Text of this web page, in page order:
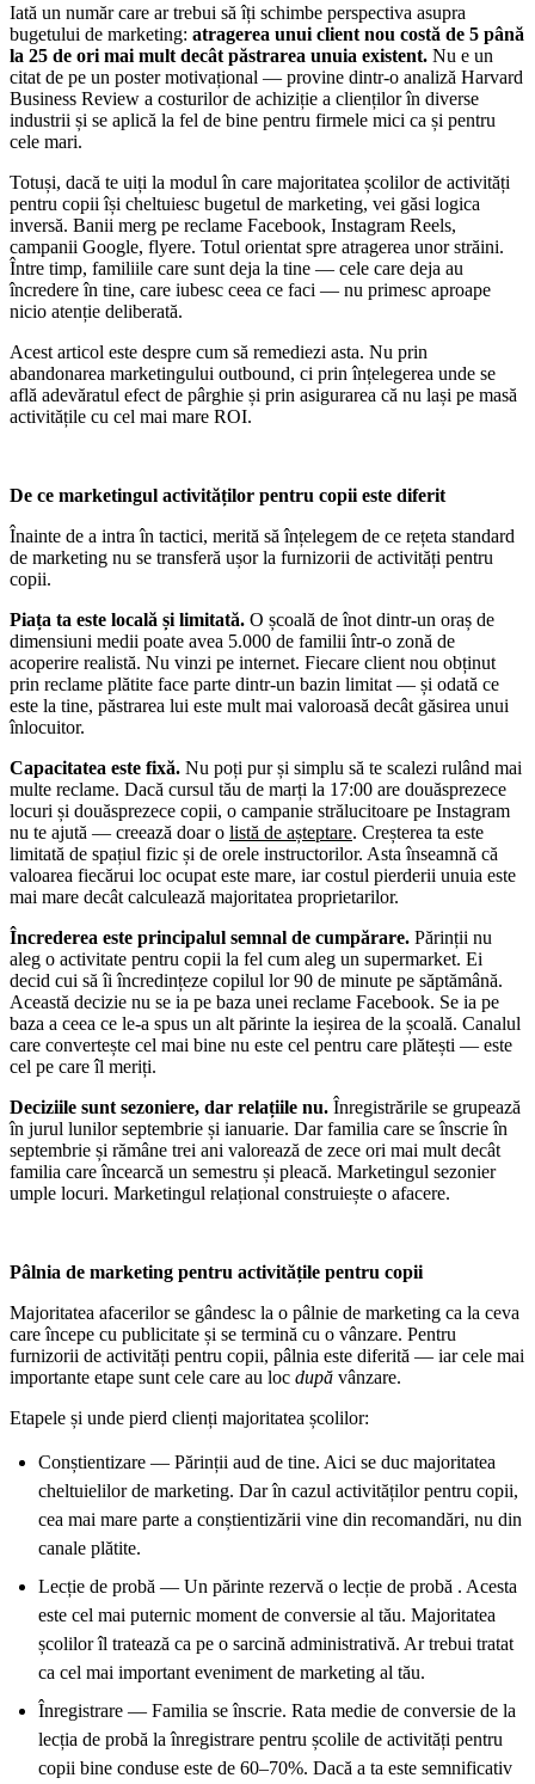
Iată un număr care ar trebui să îți schimbe perspectiva asupra
bugetului de marketing: atragerea unui client nou costă de 5 până
la 25 de ori mai mult decât păstrarea unuia existent. Nu e un
citat de pe un poster motivațional — provine dintr-o analiză Harvard
Business Review a costurilor de achiziție a clienților în diverse
industrii și se aplică la fel de bine pentru firmele mici ca și pentru
cele mari.
Totuși, dacă te uiți la modul în care majoritatea școlilor de activități
pentru copii își cheltuiesc bugetul de marketing, vei găsi logica
inversă. Banii merg pe reclame Facebook, Instagram Reels,
campanii Google, flyere. Totul orientat spre atragerea unor străini.
Între timp, familiile care sunt deja la tine — cele care deja au
încredere în tine, care iubesc ceea ce faci — nu primesc aproape
nicio atenție deliberată.
Acest articol este despre cum să remediezi asta. Nu prin
abandonarea marketingului outbound, ci prin înțelegerea unde se
află adevăratul efect de pârghie și prin asigurarea că nu lași pe masă
activitățile cu cel mai mare ROI.
De ce marketingul activităților pentru copii este diferit
Înainte de a intra în tactici, merită să înțelegem de ce rețeta standard
de marketing nu se transferă ușor la furnizorii de activități pentru
copii.
Piața ta este locală și limitată. O școală de înot dintr-un oraș de
dimensiuni medii poate avea 5.000 de familii într-o zonă de
acoperire realistă. Nu vinzi pe internet. Fiecare client nou obținut
prin reclame plătite face parte dintr-un bazin limitat — și odată ce
este la tine, păstrarea lui este mult mai valoroasă decât găsirea unui
înlocuitor.
Capacitatea este fixă. Nu poți pur și simplu să te scalezi rulând mai
multe reclame. Dacă cursul tău de marți la 17:00 are douăsprezece
locuri și douăsprezece copii, o campanie strălucitoare pe Instagram
nu te ajută — creează doar o listă de așteptare. Creșterea ta este
limitată de spațiul fizic și de orele instructorilor. Asta înseamnă că
valoarea fiecărui loc ocupat este mare, iar costul pierderii unuia este
mai mare decât calculează majoritatea proprietarilor.
Încrederea este principalul semnal de cumpărare. Părinții nu
aleg o activitate pentru copii la fel cum aleg un supermarket. Ei
decid cui să îi încredințeze copilul lor 90 de minute pe săptămână.
Această decizie nu se ia pe baza unei reclame Facebook. Se ia pe
baza a ceea ce le-a spus un alt părinte la ieșirea de la școală. Canalul
care convertește cel mai bine nu este cel pentru care plătești — este
cel pe care îl meriți.
Deciziile sunt sezoniere, dar relațiile nu. Înregistrările se grupează
în jurul lunilor septembrie și ianuarie. Dar familia care se înscrie în
septembrie și rămâne trei ani valorează de zece ori mai mult decât
familia care încearcă un semestru și pleacă. Marketingul sezonier
umple locuri. Marketingul relațional construiește o afacere.
Pâlnia de marketing pentru activitățile pentru copii
Majoritatea afacerilor se gândesc la o pâlnie de marketing ca la ceva
care începe cu publicitate și se termină cu o vânzare. Pentru
furnizorii de activități pentru copii, pâlnia este diferită — iar cele mai
importante etape sunt cele care au loc după vânzare.
Etapele și unde pierd clienți majoritatea școlilor:
Conștientizare — Părinții aud de tine. Aici se duc majoritatea
cheltuielilor de marketing. Dar în cazul activităților pentru copii,
cea mai mare parte a conștientizării vine din recomandări, nu din
canale plătite.
Lecție de probă — Un părinte rezervă o lecție de probă . Acesta
este cel mai puternic moment de conversie al tău. Majoritatea
școlilor îl tratează ca pe o sarcină administrativă. Ar trebui tratat
ca cel mai important eveniment de marketing al tău.
Înregistrare — Familia se înscrie. Rata medie de conversie de la
lecția de probă la înregistrare pentru școlile de activități pentru
copii bine conduse este de 60–70%. Dacă a ta este semnificativ